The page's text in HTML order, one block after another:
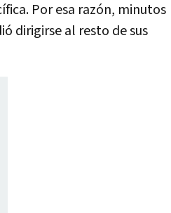
Por esa razón, minutos
dirigirse al resto de sus